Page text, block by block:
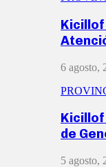
6 agosto,
de
5 agosto,